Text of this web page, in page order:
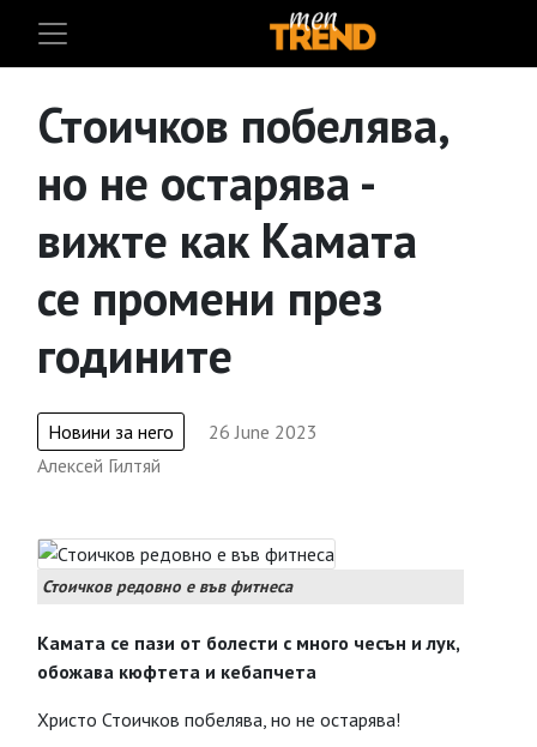
Стоичков побелява,
но не остарява -
вижте как Камата
се промени през
годините
Новини за него
26 June 2023
Алексей Гилтяй
Стоичков редовно е във фитнеса
Камата се пази от болести с много чесън и лук,
обожава кюфтета и кебапчета
Христо Стоичков побелява, но не остарява!